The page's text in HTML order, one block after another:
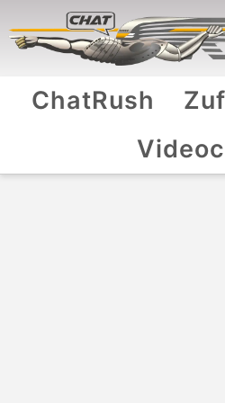
ChatRush